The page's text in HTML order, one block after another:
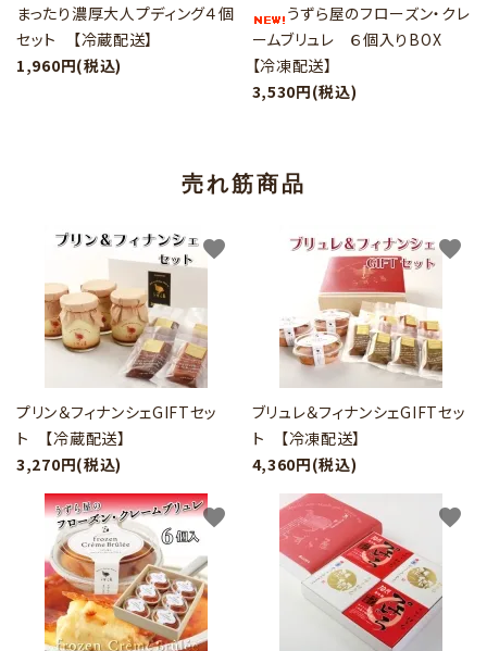
まったり濃厚大人プディング４個
セット 【冷蔵配送】
1,960円(税込)
うずら屋のフローズン・クレ
ームブリュレ ６個入りBOX
【冷凍配送】
3,530円(税込)
売れ筋商品
プリン＆フィナンシェGIFTセッ
ト 【冷蔵配送】
3,270円(税込)
favorite
ブリュレ＆フィナンシェGIFTセッ
ト 【冷凍配送】
4,360円(税込)
favorite
favorite favorite